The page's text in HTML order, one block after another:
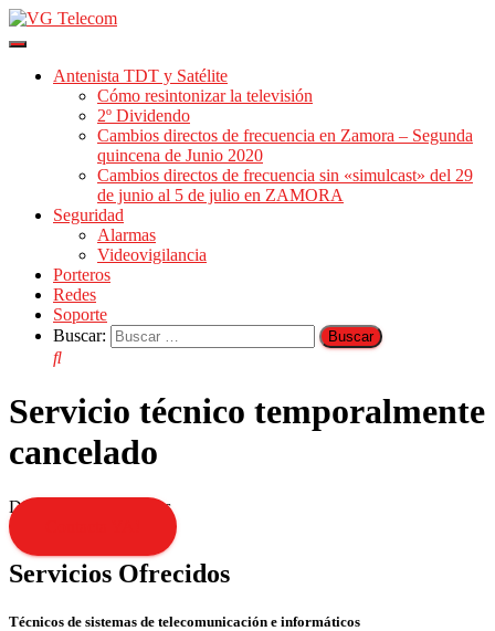
Cambiar
navegación
Antenista TDT y Satélite
Cómo resintonizar la televisión
2º Dividendo
Cambios directos de frecuencia en Zamora – Segunda
quincena de Junio 2020
Cambios directos de frecuencia sin «simulcast» del 29
de junio al 5 de julio en ZAMORA
Seguridad
Alarmas
Videovigilancia
Porteros
Redes
Soporte
Buscar:
Servicio técnico temporalmente
cancelado
Disculpen las molestias
Servicios Ofrecidos
Técnicos de sistemas de telecomunicación e informáticos